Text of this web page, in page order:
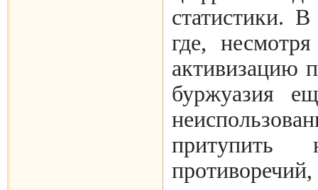
статистики.
где,
активизацию
буржуазия
притупить